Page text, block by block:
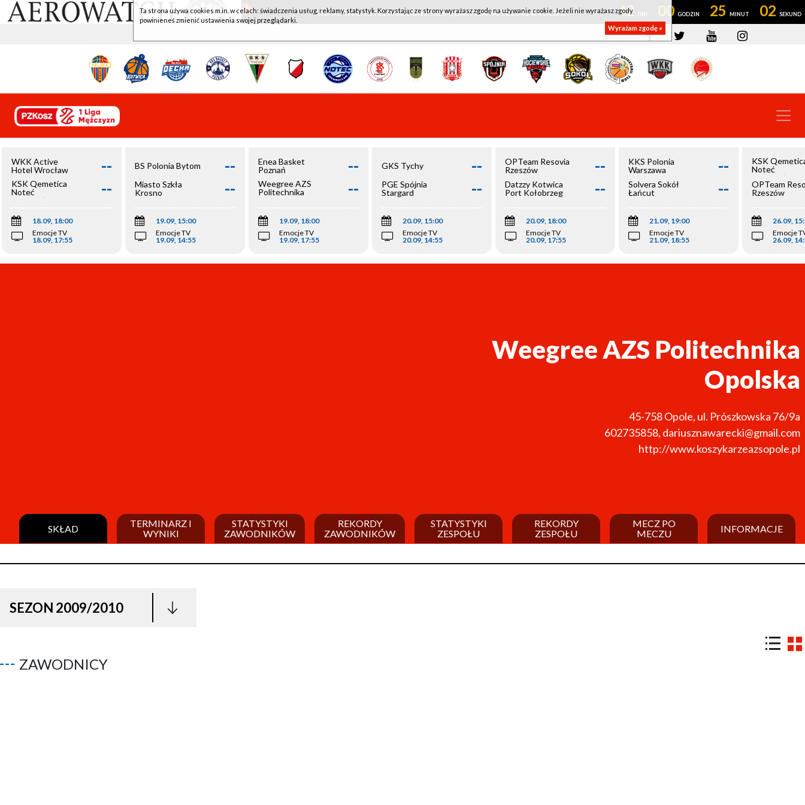
WKK ACTIVE HOTEL WROCŁAW - KSK QEMETICA NOTEĆ INOWROCŁAW 42 00 25 02
WKK Active
Hotel Wrocław
--
KSK Qemetica
Noteć
Inowrocław
--
18.09, 18:00
Emocje TV
18.09, 17:55
BS Polonia Bytom --
Miasto Szkła
Krosno
--
19.09, 15:00
Emocje TV
19.09, 14:55
Enea Basket
Poznań
--
Weegree AZS
Politechnika
--
19.09, 18:00
Emocje TV
19.09, 17:55
GKS Tychy --
PGE Spójnia
Stargard
--
20.09, 15:00
Emocje TV
20.09, 14:55
OPTeam Resovia
Rzeszów
--
Datzzy Kotwica
Port Kołobrzeg
--
20.09, 18:00
Emocje TV
20.09, 17:55
KKS Polonia
Warszawa
--
Solvera Sokół
Łańcut
--
21.09, 19:00
Emocje TV
21.09, 18:55
KSK
Noteć
Inowrocław
OPTeam
Rzeszów
26.09,
Emocje
26.09,
Weegree AZS Politechnika
Opolska
45-758Opole, ul. Prószkowska 76/9a
602735858, dariusznawarecki@gmail.com
http://www.koszykarzeazsopole.pl
SKŁAD
TERMINARZ I
WYNIKI
STATYSTYKI
ZAWODNIKÓW
REKORDY
ZAWODNIKÓW
STATYSTYKI
ZESPOŁU
REKORDY
ZESPOŁU
MECZ PO
MECZU
INFORMACJE
SEZON 2009/2010
ZAWODNICY
Ta strona używa cookies m.in. w celach: świadczenia usług, reklamy, statystyk. Korzystając ze strony wyrażasz zgodę na używanie cookie. Jeżeli nie wyrażasz zgody
powinieneś zmienić ustawienia swojej przeglądarki.
Wyrażam zgodę »